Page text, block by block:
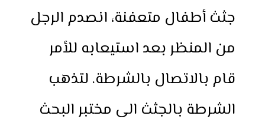
جثث أطفال متعفنة، انصدم الرجل
من المنظر بعد استيعابه للأمر
قام بالاتصال بالشرطة. لتذهب
الشرطة بالجثث الى مختبر البحث